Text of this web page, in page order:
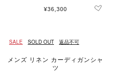
e]
¥36,300
SALE SOLD OUT 返品不可
メンズ リネン カーディガンシャ
ツ